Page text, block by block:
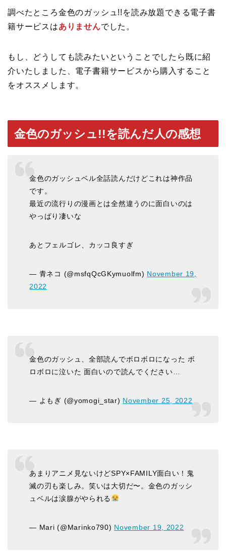
調べたところ金色のガッシュ!!を読み放題できる電子書
籍サービスはありませんでした。
もし、どうしても読みたいということでしたら既に紹
介いたしました、電子書籍サービスから購入すること
をオススメします。
金色のガッシュ!!を読んだ人の感想
金色のガッシュベル全話読んだけどこれは神作品
です。
最近の流行りの漫画とは全然違うのに面白いのは
やっぱり凄いな
あとフェルゴレ、カッコ良すぎ
— 青ネコ (@msfqQcGKymuolfm) November 19,
2022
金色のガッシュ、全部読んでボロボロになった ボ
ロボロに泣いた 面白いので読んでください…
— よもぎ (@yomogi_star) November 25, 2022
あまりアニメ見ないけどSPY×FAMILY面白い！鬼
滅の刃も楽しみ。笑いは大切だ〜。金色のガッシ
ュベルは涙腺がやられる
— Mari (@Marinko790) November 19, 2022